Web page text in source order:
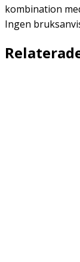
kombination
Ingen